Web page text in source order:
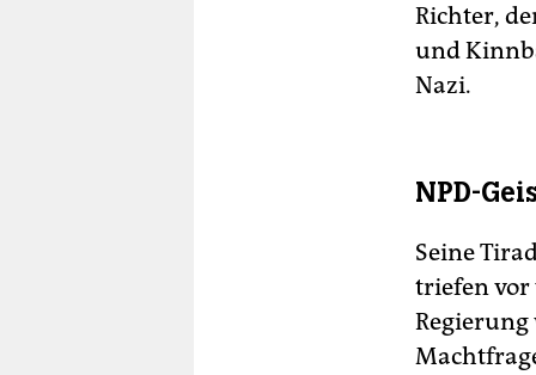
Richter,
und
Nazi.
NPD-
Seine
triefen vor